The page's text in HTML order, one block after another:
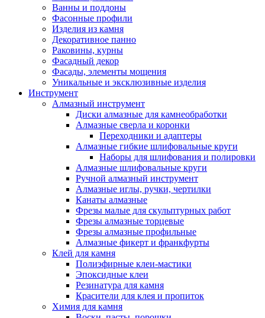
Ванны и поддоны
Фасонные профили
Изделия из камня
Декоративное панно
Раковины, курны
Фасадный декор
Фасады, элементы мощения
Уникальные и эксклюзивные изделия
Инструмент
Алмазный инструмент
Диски алмазные для камнеобработки
Алмазные сверла и коронки
Переходники и адаптеры
Алмазные гибкие шлифовальные круги
Наборы для шлифования и полировки
Алмазные шлифовальные круги
Ручной алмазный инструмент
Алмазные иглы, ручки, чертилки
Канаты алмазные
Фрезы малые для скульптурных работ
Фрезы алмазные торцевые
Фрезы алмазные профильные
Алмазные фикерт и франкфурты
Клей для камня
Полиэфирные клеи-мастики
Эпоксидные клеи
Резинатура для камня
Красители для клея и пропиток
Химия для камня